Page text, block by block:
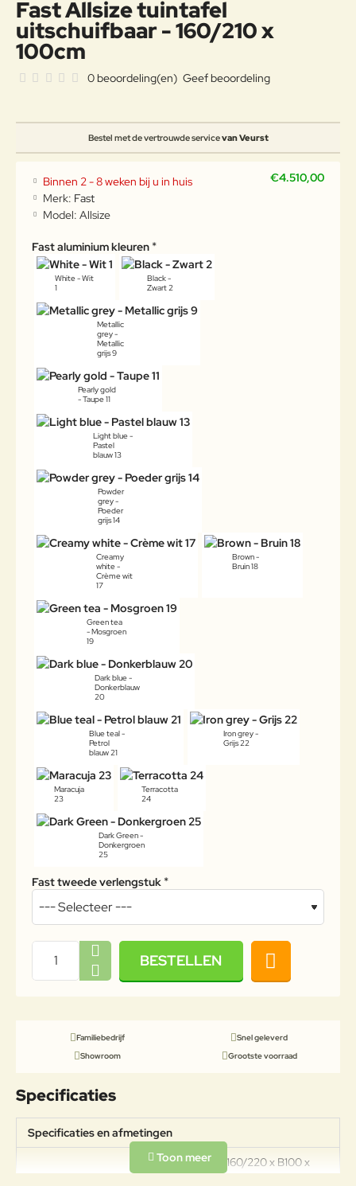
Fast Allsize tuintafel
uitschuifbaar - 160/210 x
100cm
Bestel met de vertrouwde servicevan Veurst
0 beoordeling(en) Geef beoordeling
€4.510,00
Binnen 2 - 8 weken bij u in huis
Merk: Fast
Model: Allsize
Fast aluminium kleuren
White - Wit
1
Black -
Zwart 2
Metallic
grey -
Metallic
grijs 9
Pearly gold
- Taupe 11
Light blue -
Pastel
blauw 13
Powder
grey -
Poeder
grijs 14
Creamy
white -
Crème wit
17
Brown -
Bruin 18
Green tea
- Mosgroen
19
Dark blue -
Donkerblauw
20
Blue teal -
Petrol
blauw 21
Iron grey -
Grijs 22
Maracuja
23
Terracotta
24
Dark Green -
Donkergroen
25
Fast tweede verlengstuk
BESTELLEN
Familiebedrijf
Snel geleverd
Showroom
Grootste voorraad
Specificaties
Specificaties en afmetingen
Afmetingen: L160/220 x B100 x